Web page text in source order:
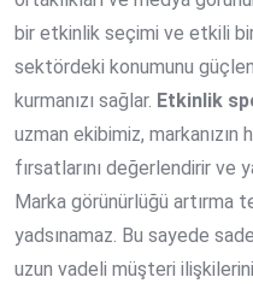
bir etkinlik seçimi ve etkili bir
sektördeki konumunu
kurmanızı sağlar. Etkinlik
uzman ekibimiz,
fırsatlarını değerlendirir ve
Marka görünürlüğü artırma
yadsınamaz. Bu sayede
uzun vadeli müşteri